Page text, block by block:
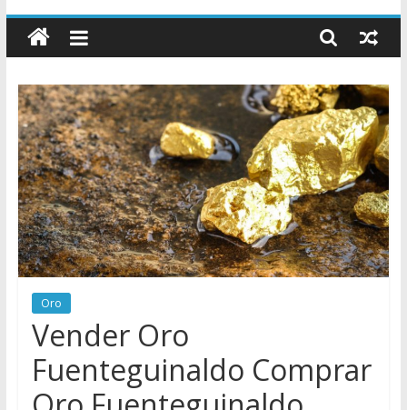
Chatarreros
–
Precio
de
Chatarra
Directorio
Chatarreros
para
vender
Chatarra
Oro
Vender Oro
Fuenteguinaldo Comprar